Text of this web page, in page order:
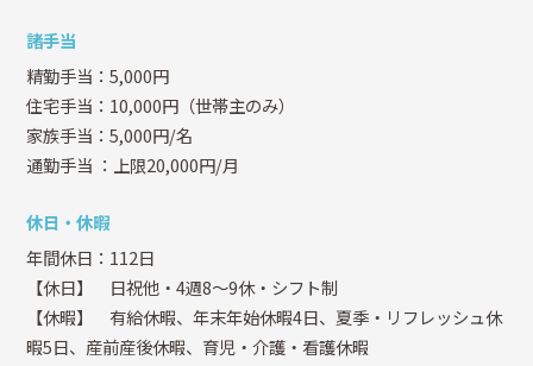
諸手当
精勤手当：5,000円
住宅手当：10,000円（世帯主のみ）
家族手当：5,000円/名
通勤手当 ：上限20,000円/月
休日・休暇
年間休日：112日
【休日】 日祝他・4週8～9休・シフト制
【休暇】 有給休暇、年末年始休暇4日、夏季・リフレッシュ休
暇5日、産前産後休暇、育児・介護・看護休暇